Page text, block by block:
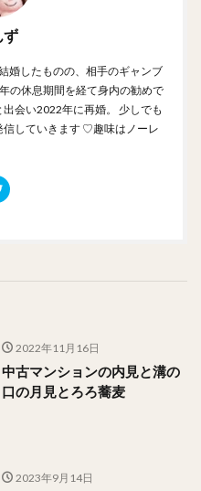
ず
婚したものの、相手のギャンブ
の休息期間を経て身内の勧めで
会い2022年に再婚。 少しでも
していきます ♡趣味はノーレ
2022年11月16日
中古マンションの内見と溝の
口の月見とろろ蕎麦
2023年9月14日